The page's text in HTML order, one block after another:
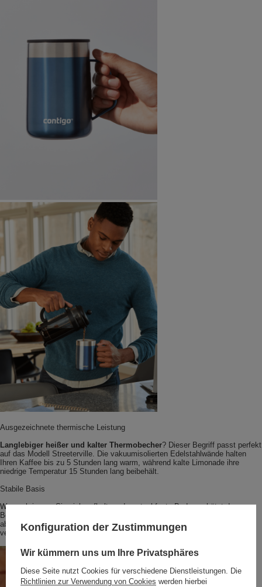
Ausgezeichnete thermische Leistung
Langlebiger heißer und kalter Thermobecher? Dieser Begriff passt perfekt
auf das Modell Streeterville. Die vakuumisolierten Edelstahlwände halten
Ihren Kaffee bis zu 5 Stunden lang warm, während kalte Limonade ihre
niedrige Temperatur 15 Stunden lang beibehält.
Stabile Basis
Wo auch immer Sie sich aufhalten, der rutschfeste Boden schützt den
Becher vor dem Verrutschen und die Tischoberfläche vor Kratzern. Die
abgerundeten Unterseiten hingegen bieten einen erhöhten Schutz gegen ein
versehentliches Umstoßen des Behälters.
Konfiguration der Zustimmungen
Wir kümmern uns um Ihre Privatsphäres
Diese Seite nutzt Cookies für verschiedene Dienstleistungen. Die
Richtlinien zur Verwendung von Cookies werden hierbei